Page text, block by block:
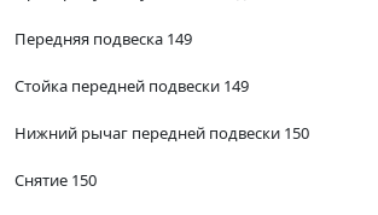
Передняя подвеска 149
Стойка передней подвески 149
Нижний рычаг передней подвески 150
Снятие 150